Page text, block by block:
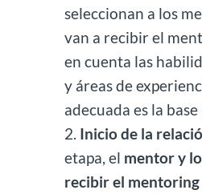
seleccionan a los
van a recibir el
en cuenta las
y áreas de
adecuada es la
Inicio de la
etapa, el mentor y
recibir el mentoring